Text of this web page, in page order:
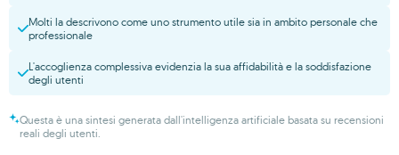
Molti la descrivono come uno strumento utile sia in ambito personale che
professionale
L'accoglienza complessiva evidenzia la sua affidabilità e la soddisfazione
degli utenti
Questa è una sintesi generata dall'intelligenza artificiale basata su recensioni
reali degli utenti.